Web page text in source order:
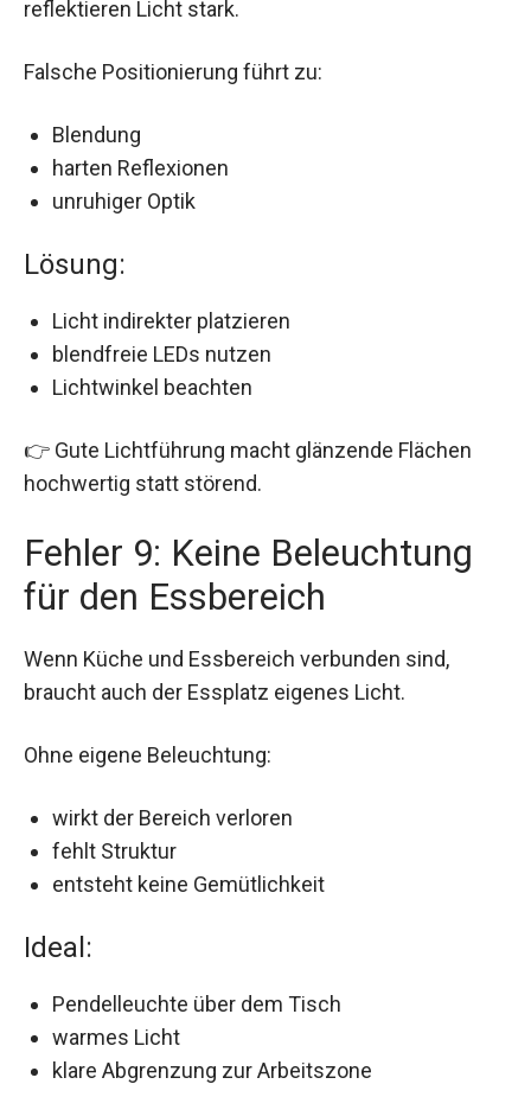
reflektieren Licht stark.
Falsche Positionierung führt zu:
Blendung
harten Reflexionen
unruhiger Optik
Lösung:
Licht indirekter platzieren
blendfreie LEDs nutzen
Lichtwinkel beachten
👉 Gute Lichtführung macht glänzende Flächen
hochwertig statt störend.
Fehler 9: Keine Beleuchtung
für den Essbereich
Wenn Küche und Essbereich verbunden sind,
braucht auch der Essplatz eigenes Licht.
Ohne eigene Beleuchtung:
wirkt der Bereich verloren
fehlt Struktur
entsteht keine Gemütlichkeit
Ideal:
Pendelleuchte über dem Tisch
warmes Licht
klare Abgrenzung zur Arbeitszone